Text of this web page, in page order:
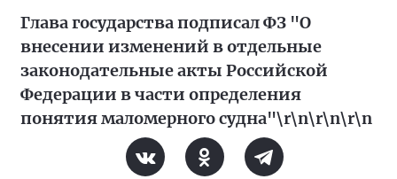
Глава государства подписал ФЗ "О
внесении изменений в отдельные
законодательные акты Российской
Федерации в части определения
понятия маломерного судна"\r\n\r\n\r\n